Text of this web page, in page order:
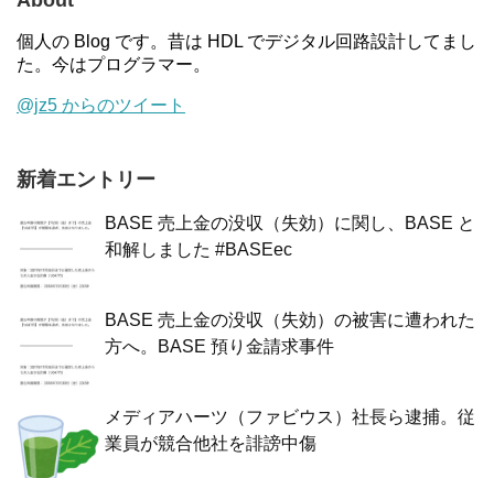
個人の Blog です。昔は HDL でデジタル回路設計してまし
た。今はプログラマー。
@jz5 からのツイート
新着エントリー
BASE 売上金の没収（失効）に関し、BASE と
和解しました #BASEec
BASE 売上金の没収（失効）の被害に遭われた
方へ。BASE 預り金請求事件
メディアハーツ（ファビウス）社長ら逮捕。従
業員が競合他社を誹謗中傷